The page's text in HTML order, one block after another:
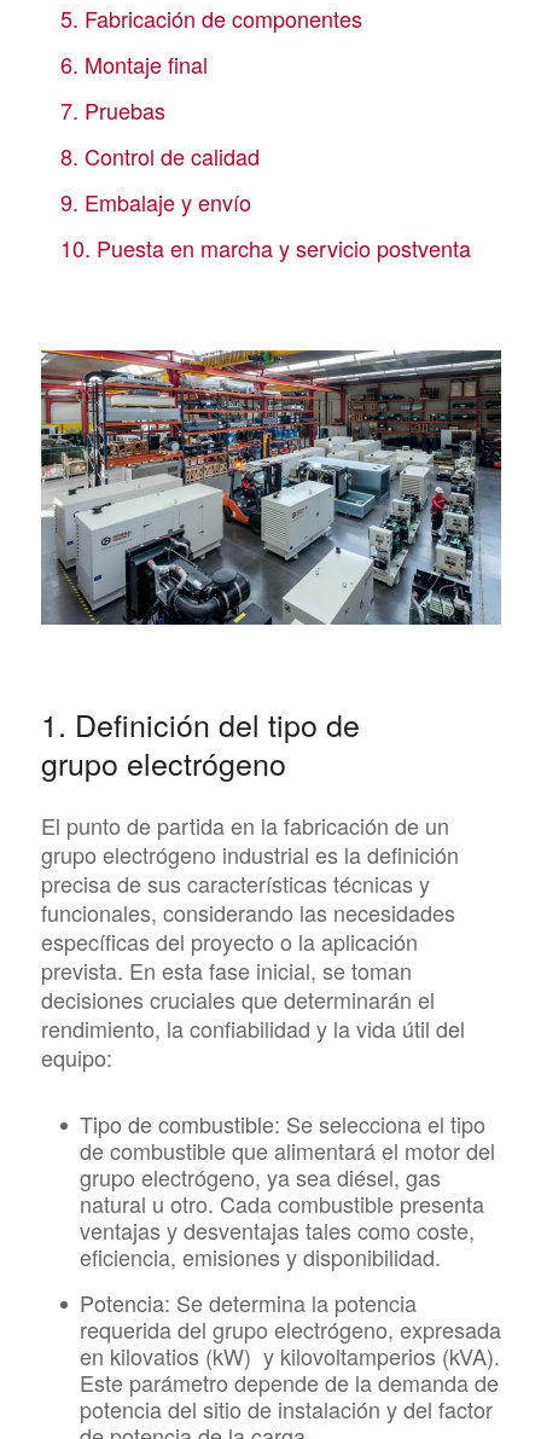
5. Fabricación de componentes
6. Montaje final
7. Pruebas
8. Control de calidad
9. Embalaje y envío
10. Puesta en marcha y servicio postventa
1. Definición del tipo de
grupo electrógeno
El punto de partida en la fabricación de un
grupo electrógeno industrial es la definición
precisa de sus características técnicas y
funcionales, considerando las necesidades
específicas del proyecto o la aplicación
prevista. En esta fase inicial, se toman
decisiones cruciales que determinarán el
rendimiento, la confiabilidad y la vida útil del
equipo:
Tipo de combustible: Se selecciona el tipo
de combustible que alimentará el motor del
grupo electrógeno, ya sea diésel, gas
natural u otro. Cada combustible presenta
ventajas y desventajas tales como coste,
eficiencia, emisiones y disponibilidad.
Potencia: Se determina la potencia
requerida del grupo electrógeno, expresada
en kilovatios (kW) y kilovoltamperios (kVA).
Este parámetro depende de la demanda de
potencia del sitio de instalación y del factor